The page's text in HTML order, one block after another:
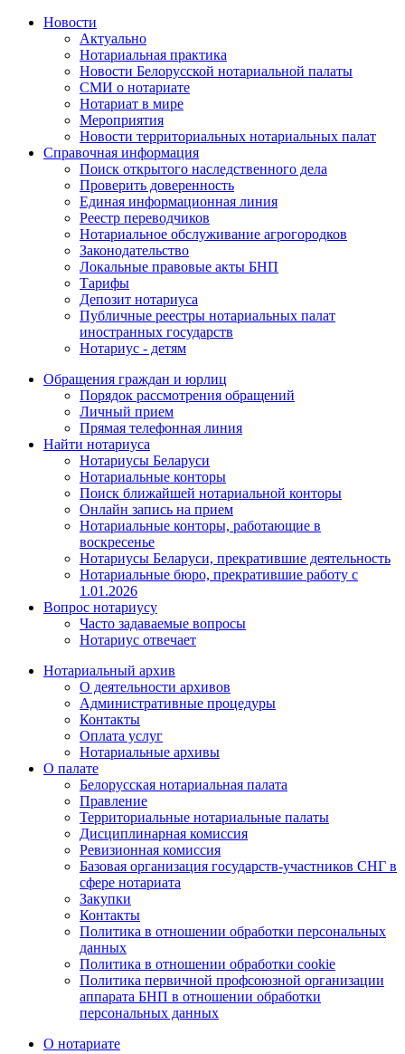
Новости
Актуально
Нотариальная практика
Новости Белорусской нотариальной палаты
СМИ о нотариате
Нотариат в мире
Мероприятия
Новости территориальных нотариальных палат
Справочная информация
Поиск открытого наследственного дела
Проверить доверенность
Единая информационная линия
Реестр переводчиков
Нотариальное обслуживание агрогородков
Законодательство
Локальные правовые акты БНП
Тарифы
Депозит нотариуса
Публичные реестры нотариальных палат
иностранных государств
Нотариус - детям
Обращения граждан и юрлиц
Порядок рассмотрения обращений
Личный прием
Прямая телефонная линия
Найти нотариуса
Нотариусы Беларуси
Нотариальные конторы
Поиск ближайшей нотариальной конторы
Онлайн запись на прием
Нотариальные конторы, работающие в
воскресенье
Нотариусы Беларуси, прекратившие деятельность
Нотариальные бюро, прекратившие работу с
1.01.2026
Вопрос нотариусу
Часто задаваемые вопросы
Нотариус отвечает
Нотариальный архив
О деятельности архивов
Административные процедуры
Контакты
Оплата услуг
Нотариальные архивы
О палате
Белорусская нотариальная палата
Правление
Территориальные нотариальные палаты
Дисциплинарная комиссия
Ревизионная комиссия
Базовая организация государств-участников СНГ в
сфере нотариата
Закупки
Контакты
Политика в отношении обработки персональных
данных
Политика в отношении обработки cookie
Политика первичной профсоюзной организации
аппарата БНП в отношении обработки
персональных данных
О нотариате